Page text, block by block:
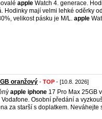
apple Watch 4. generace.
Hodinky mají velmi lehké oděrky
velikost pásku je M/L. apple
oranžový - TOP - [10.8. 2026]
apple iphone 17 Pro Max 25GB
Osobní předání a
za starší s doplatkem. Neváhejte